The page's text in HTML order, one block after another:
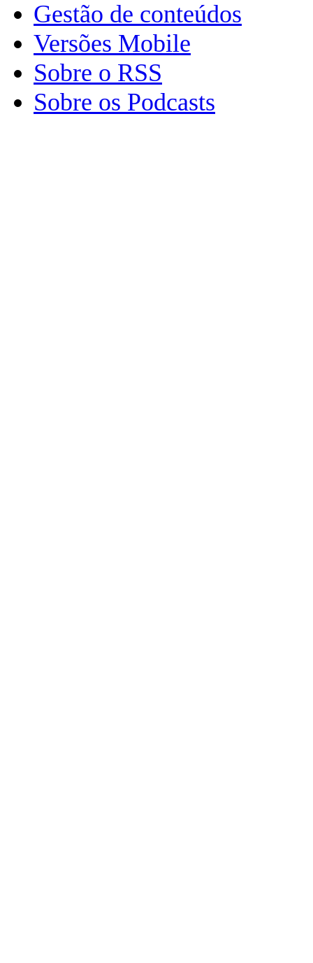
Gestão de conteúdos
Versões Mobile
Sobre o RSS
Sobre os Podcasts